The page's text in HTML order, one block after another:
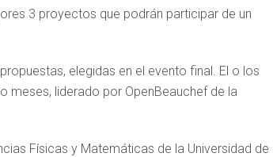
3 proyectos que podrán participar de un
elegidas en el evento final. El o los
meses, liderado por OpenBeauchef de la
Físicas y Matemáticas de la Universidad de